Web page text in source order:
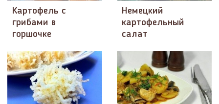
Картофель с
грибами в
горшочке
Немецкий
картофельный
салат